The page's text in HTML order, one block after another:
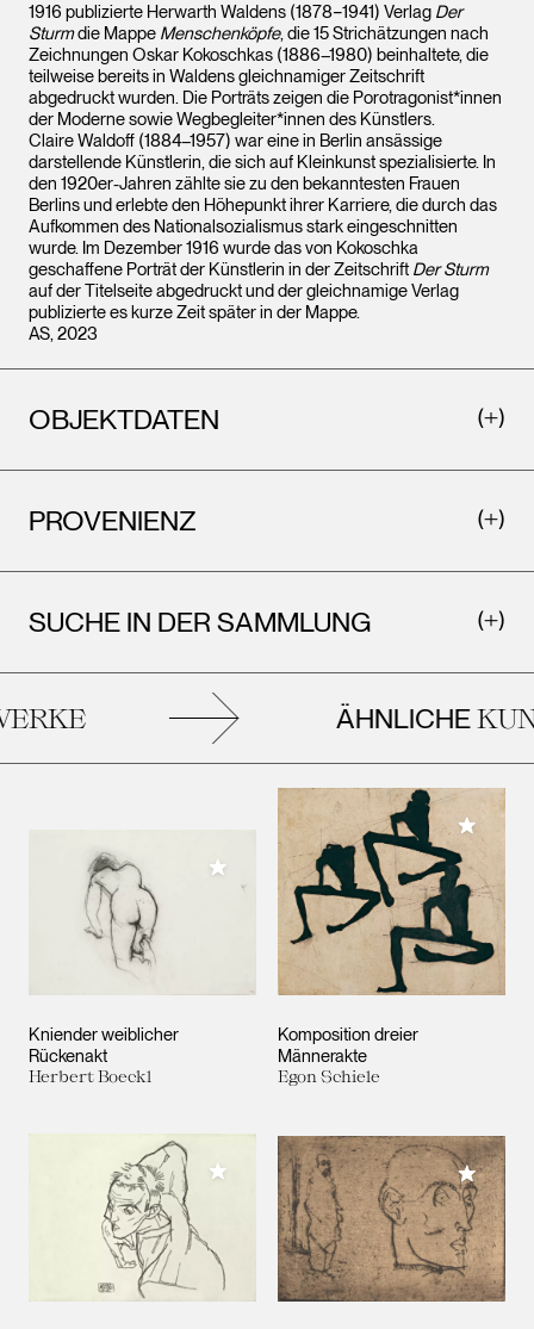
1916 publizierte Herwarth Waldens (1878−1941) Verlag Der
Sturmdie Mappe Menschenköpfe, die 15 Strichätzungen nach
Zeichnungen Oskar Kokoschkas (1886–1980) beinhaltete, die
teilweise bereits in Waldens gleichnamiger Zeitschrift
abgedruckt wurden. Die Porträts zeigen die Porotragonist*innen
der Moderne sowie Wegbegleiter*innen des Künstlers.
Claire Waldoff (1884–1957) war eine in Berlin ansässige
darstellende Künstlerin, die sich auf Kleinkunst spezialisierte. In
den 1920er-Jahren zählte sie zu den bekanntesten Frauen
Berlins und erlebte den Höhepunkt ihrer Karriere, die durch das
Aufkommen des Nationalsozialismus stark eingeschnitten
wurde. Im Dezember 1916 wurde das von Kokoschka
geschaffene Porträt der Künstlerin in der Zeitschrift Der Sturm
auf der Titelseite abgedruckt und der gleichnamige Verlag
publizierte es kurze Zeit später in der Mappe.
AS, 2023
OBJEKTDATEN
PROVENIENZ
SUCHE IN DER SAMMLUNG
ÄHNLICHE
Kniender weiblicher
Rückenakt
Herbert Boeckl
Meiner Sammlung hinzufügen
Komposition dreier
Männerakte
Egon Schiele
Meiner
Meiner Sammlung hinzufügen Meiner